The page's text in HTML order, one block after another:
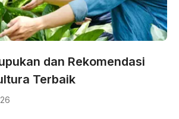
dan Rekomendasi
Terbaik